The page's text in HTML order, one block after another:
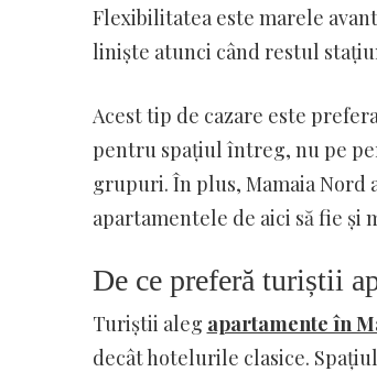
Flexibilitatea este marele
liniște atunci când restul
Acest tip de cazare este
pentru spațiul întreg, nu pe
grupuri. În plus, Mamaia Nord
apartamentele de aici să fie
De ce preferă turiștii
Turiștii aleg apartamente în
decât hotelurile clasice.